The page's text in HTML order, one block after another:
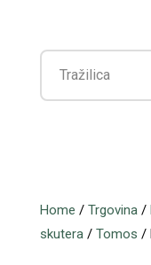
Home / Trgovina/
skutera/ Tomos /